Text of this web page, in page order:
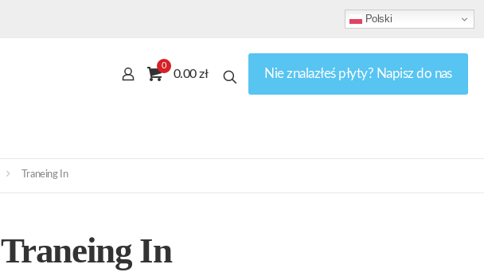
Polski
0
0.00 zł Nie znalazłeś płyty? Napisz do nas
Traneing In
Traneing In